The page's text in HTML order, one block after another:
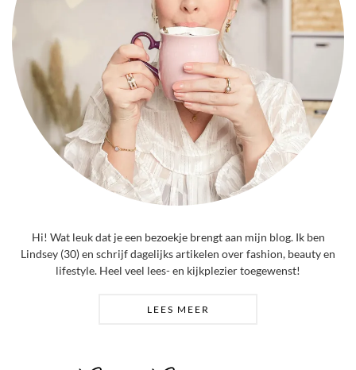
Hi! Wat leuk dat je een bezoekje brengt aan mijn blog. Ik ben
Lindsey (30) en schrijf dagelijks artikelen over fashion, beauty en
lifestyle. Heel veel lees- en kijkplezier toegewenst!
LEES MEER